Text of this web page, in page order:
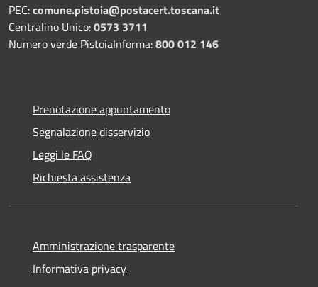
PEC:comune.pistoia@postacert.toscana.it
Centralino Unico:0573 3711
Numero verde PistoiaInforma:800 012 146
Prenotazione appuntamento
Segnalazione disservizio
Leggi le FAQ
Richiesta assistenza
Amministrazione trasparente
Informativa privacy